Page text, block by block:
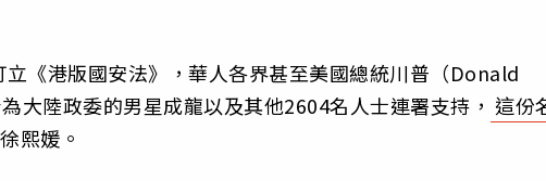
《港版國安法》，華人各界甚至美國總統川普（Donald
大陸政委的男星成龍以及其他2604名人士連署支持， 這份
熙媛。